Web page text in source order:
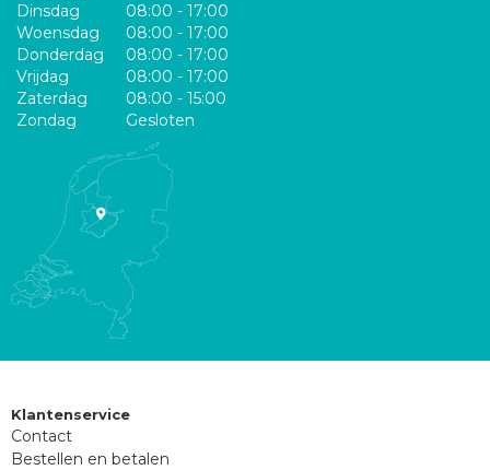
Dinsdag
08:00 - 17:00
Woensdag
08:00 - 17:00
Donderdag
08:00 - 17:00
Vrijdag
08:00 - 17:00
Zaterdag
08:00 - 15:00
Zondag
Gesloten
Klantenservice
Contact
Bestellen en betalen